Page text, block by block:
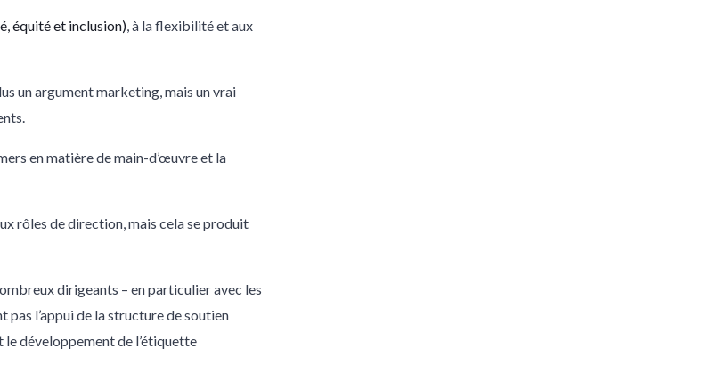
équité et inclusion) , à la flexibilité et aux
un argument marketing, mais un vrai
en matière de main-d’œuvre et la
rôles de direction, mais cela se produit
dirigeants – en particulier avec les
pas l’appui de la structure de soutien
développement de l’étiquette